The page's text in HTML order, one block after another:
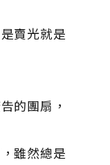
賣光就是
的團扇，
雖然總是